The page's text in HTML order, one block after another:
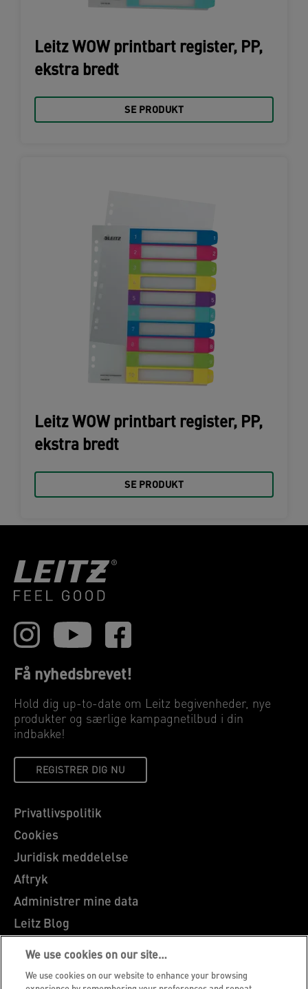
Leitz WOW printbart register, PP,
ekstra bredt
SE PRODUKT
Leitz WOW printbart register, PP,
ekstra bredt
SE PRODUKT
Få nyhedsbrevet!
Hold dig up-to-date om Leitz begivenheder, nye
produkter og særlige kampagnetilbud i din
indbakke!
REGISTRER DIG NU
Privatlivspolitik
Cookies
Juridisk meddelelse
Aftryk
Administrer mine data
Leitz Blog
Karrierer
Leitz EasyPrint
We use cookies on our site…
We use cookies on our website to enhance your browsing